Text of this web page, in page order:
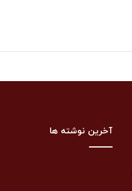
آخرین نوشته ها